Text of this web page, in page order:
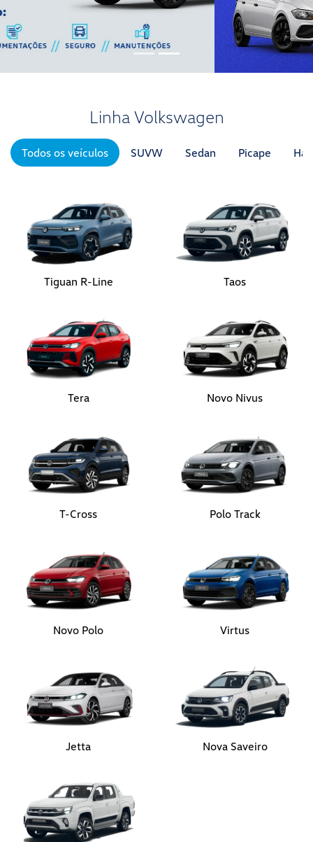
Linha Volkswagen
Todos os veículos SUVW Sedan Picape
Tiguan R-Line Taos
Tera Novo Nivus
T-Cross Polo Track
Novo Polo Virtus
Jetta Nova Saveiro